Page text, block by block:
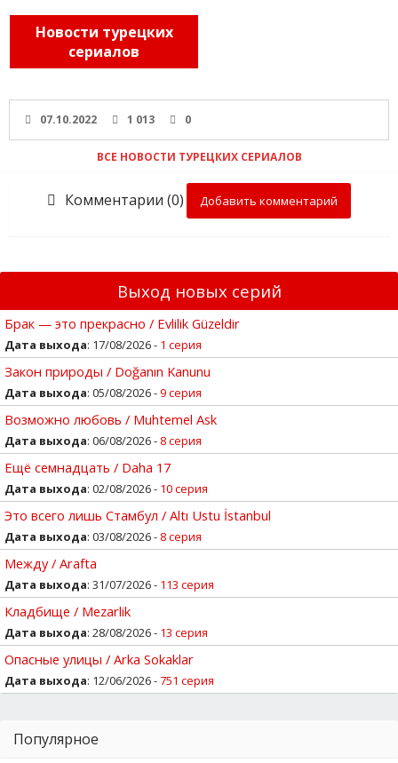
Новости турецких
сериалов
07.10.2022 1 013 0
ВСЕ НОВОСТИ ТУРЕЦКИХ СЕРИАЛОВ
Комментарии (0) Добавить комментарий
Выход новых серий
Брак — это прекрасно / Evlilik Güzeldir
Дата выхода: 17/08/2026 - 1 серия
Закон природы / Doğanın Kanunu
Дата выхода: 05/08/2026 -9 серия
Возможно любовь / Muhtemel Ask
Дата выхода: 06/08/2026 - 8 серия
Ещё семнадцать / Daha 17
Дата выхода: 02/08/2026 - 10 серия
Это всего лишь Стамбул / Altı Ustu İstanbul
Дата выхода: 03/08/2026 - 8 серия
Между / Arafta
Дата выхода: 31/07/2026 - 113 серия
Кладбище / Mezarlik
Дата выхода: 28/08/2026 - 13 серия
Опасные улицы / Arka Sokaklar
Дата выхода: 12/06/2026 -751 серия
Популярное